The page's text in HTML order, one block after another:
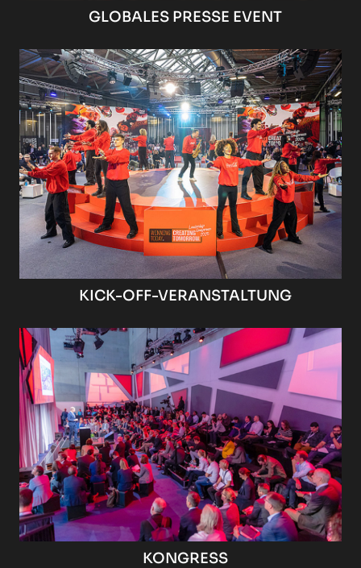
GLOBALES PRESSE EVENT
KICK-OFF-VERANSTALTUNG
KONGRESS